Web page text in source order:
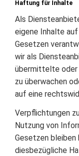
Haftung für Inhalte
Als
eigene Inhalte
Gesetzen
wir als
übermittelte
zu überwachen
auf eine
Verpflichtungen
Nutzung von
Gesetzen bleiben
diesbezügliche